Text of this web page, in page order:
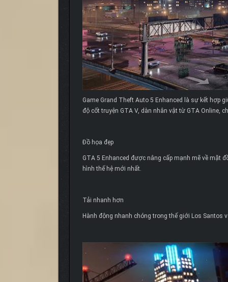
Game Grand Theft Auto 5 Enhanced là sự kết hợp
độ cốt truyện GTA V, dàn nhân vật từ GTA Online,
Đồ họa đẹp
GTA 5 Enhanced được nâng cấp mạnh mẽ về mặt
hình thế hệ mới nhất.
Tải nhanh hơn
Hành động nhanh chóng trong thế giới Los Santos